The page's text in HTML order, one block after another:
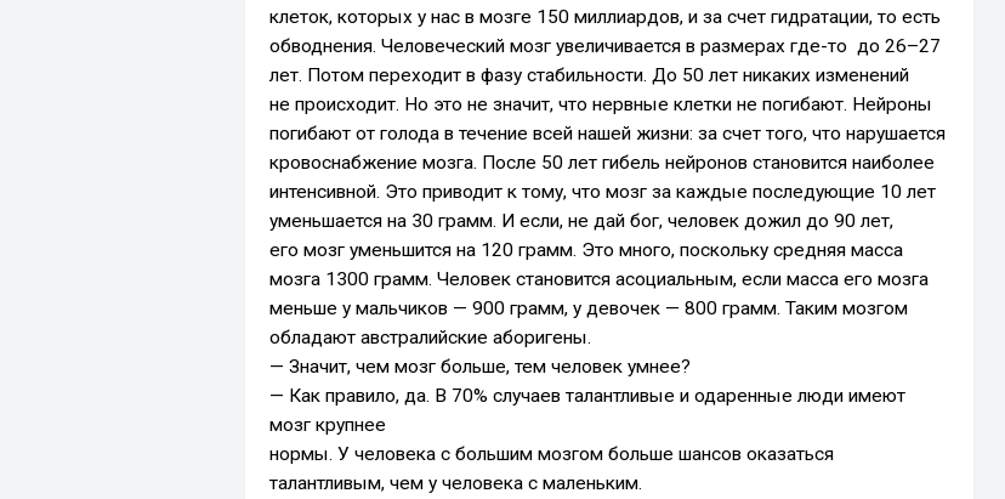
клеток, которых у нас в мозге 150 миллиардов, и за счет гидратации, то есть
обводнения. Человеческий мозг увеличивается в размерах где-то до 26–27
лет. Потом переходит в фазу стабильности. До 50 лет никаких изменений
не происходит. Но это не значит, что нервные клетки не погибают. Нейроны
погибают от голода в течение всей нашей жизни: за счет того, что нарушается
кровоснабжение мозга. После 50 лет гибель нейронов становится наиболее
интенсивной. Это приводит к тому, что мозг за каждые последующие 10 лет
уменьшается на 30 грамм. И если, не дай бог, человек дожил до 90 лет,
его мозг уменьшится на 120 грамм. Это много, поскольку средняя масса
мозга 1300 грамм. Человек становится асоциальным, если масса его мозга
меньше у мальчиков — 900 грамм, у девочек — 800 грамм. Таким мозгом
обладают австралийские аборигены.
— Значит, чем мозг больше, тем человек умнее?
— Как правило, да. В 70% случаев талантливые и одаренные люди имеют
мозг крупнее
нормы. У человека с большим мозгом больше шансов оказаться
талантливым, чем у человека с маленьким.